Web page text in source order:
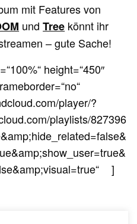
mit Features von
undTree könnt ihr
– gute Sache!
height=“450″
player/?
playlists/827396
]